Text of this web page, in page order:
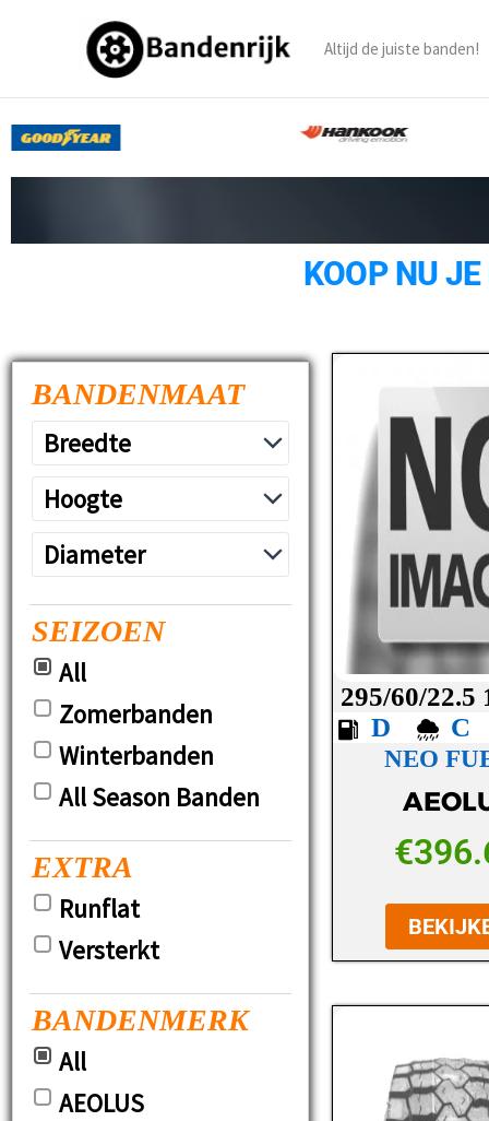
inhoud
Altijd de juiste banden!
KOOP NU
BANDENMAAT
SEIZOEN
All
Zomerbanden
Winterbanden
All Season Banden
EXTRA
Runflat
Versterkt
BANDENMERK
All
AEOLUS
295/60/22.5
D
C
NEO
€